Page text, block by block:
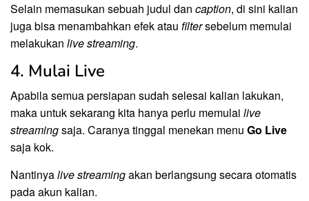
Selain memasukan sebuah judul dan caption, di sini kalian
juga bisa menambahkan efek atau filtersebelum memulai
melakukan livestreaming.
4. Mulai Live
Apabila semua persiapan sudah selesai kalian lakukan,
maka untuk sekarang kita hanya perlu memulai live
streamingsaja. Caranya tinggal menekan menu Go Live
saja kok.
Nantinyalivestreamingakan berlangsung secara otomatis
pada akun kalian.